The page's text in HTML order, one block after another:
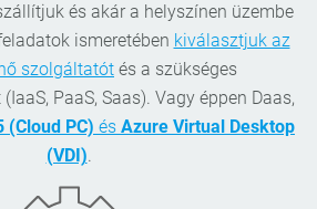
és akár a helyszínen üzembe
ismeretében kiválasztjuk az
szolgáltatót és a szükséges
PaaS, Saas). Vagy éppen Daas,
(Cloud PC) és Azure Virtual Desktop
(VDI).